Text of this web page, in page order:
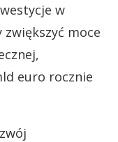
w
zwiększyć moce
euro rocznie